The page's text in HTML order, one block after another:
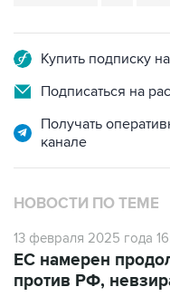
Подписаться на
Получать
НОВОСТИ ПО ТЕМЕ
13 февраля 2025 года
против РФ,
27 января 2025 года